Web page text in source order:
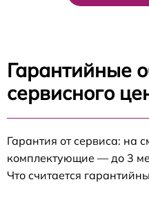
Гарантийные
сервисного
Гарантия от сервиса: на
комплектующие — до 3
Что считается